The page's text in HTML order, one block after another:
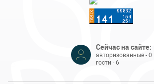
Сейчас на сайте:
авторизованные - 0
гости - 6